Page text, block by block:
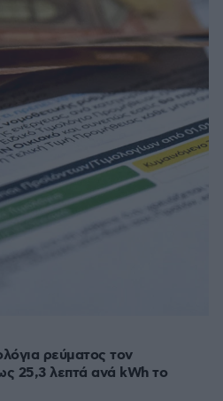
ρεύματος τον
25,3 λεπτά ανά kWh το